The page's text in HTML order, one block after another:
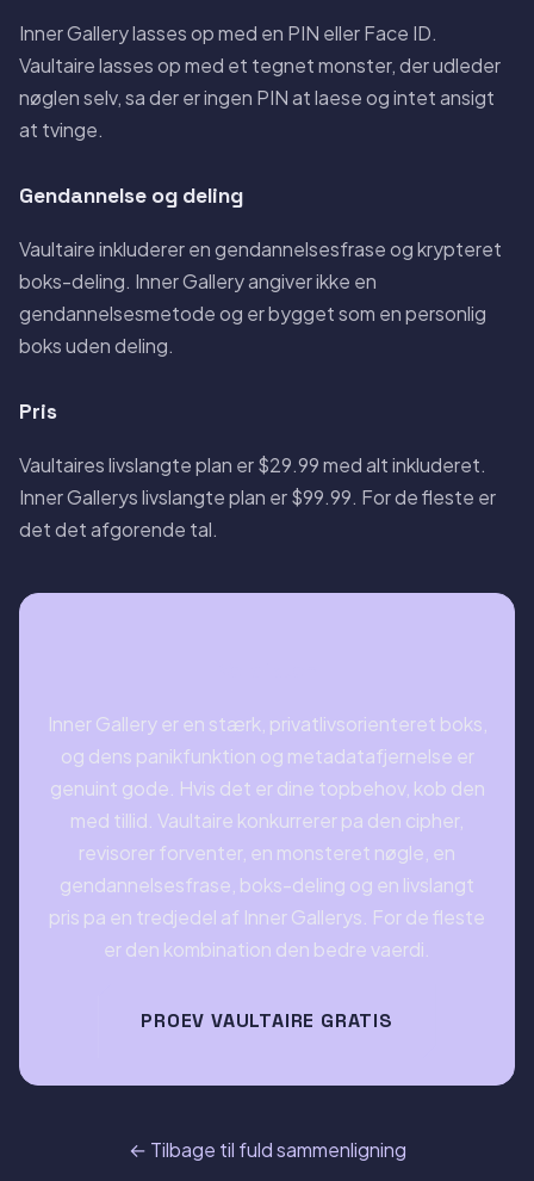
Inner Gallery lasses op med en PIN eller Face ID.
Vaultaire lasses op med et tegnet monster, der udleder
nøglen selv, sa der er ingen PIN at laese og intet ansigt
at tvinge.
Gendannelse og deling
Vaultaire inkluderer en gendannelsesfrase og krypteret
boks-deling. Inner Gallery angiver ikke en
gendannelsesmetode og er bygget som en personlig
boks uden deling.
Pris
Vaultaires livslangte plan er $29.99 med alt inkluderet.
Inner Gallerys livslangte plan er $99.99. For de fleste er
det det afgorende tal.
Inner Gallery er en stærk, privatlivsorienteret boks,
og dens panikfunktion og metadatafjernelse er
genuint gode. Hvis det er dine topbehov, kob den
med tillid. Vaultaire konkurrerer pa den cipher,
revisorer forventer, en monsteret nøgle, en
gendannelsesfrase, boks-deling og en livslangt
pris pa en tredjedel af Inner Gallerys. For de fleste
er den kombination den bedre vaerdi.
PROEV VAULTAIRE GRATIS
← Tilbage til fuld sammenligning